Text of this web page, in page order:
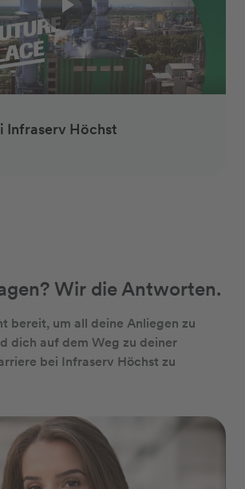
Infraserv Höchst
Wir die Antworten.
bereit, um all deine Anliegen zu
dich auf dem Weg zu deiner
bei Infraserv Höchst zu